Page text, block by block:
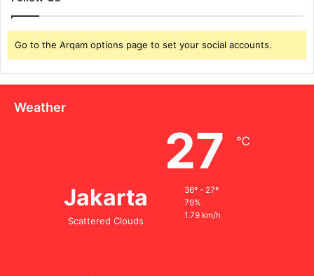
Go to the Arqam options page to set your social accounts.
Weather
Jakarta
Scattered Clouds
27 ℃
36º - 27º
79%
1.79 km/h